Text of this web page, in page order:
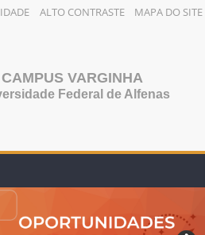
ALTO CONTRASTE MAPA DO SITE
CAMPUS VARGINHA
Federal de Alfenas